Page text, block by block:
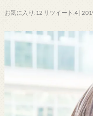
お気に入り:12 リツイート:4 |